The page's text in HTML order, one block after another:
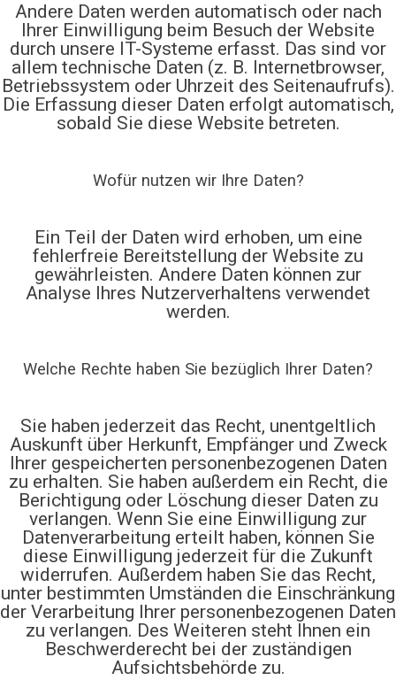
Andere Daten werden automatisch oder nach
Ihrer Einwilligung beim Besuch der Website
durch unsere IT-Systeme erfasst. Das sind vor
allem technische Daten (z. B. Internetbrowser,
Betriebssystem oder Uhrzeit des Seitenaufrufs).
Die Erfassung dieser Daten erfolgt automatisch,
sobald Sie diese Website betreten.
Wofür nutzen wir Ihre Daten?
Ein Teil der Daten wird erhoben, um eine
fehlerfreie Bereitstellung der Website zu
gewährleisten. Andere Daten können zur
Analyse Ihres Nutzerverhaltens verwendet
werden.
Welche Rechte haben Sie bezüglich Ihrer Daten?
Sie haben jederzeit das Recht, unentgeltlich
Auskunft über Herkunft, Empfänger und Zweck
Ihrer gespeicherten personenbezogenen Daten
zu erhalten. Sie haben außerdem ein Recht, die
Berichtigung oder Löschung dieser Daten zu
verlangen. Wenn Sie eine Einwilligung zur
Datenverarbeitung erteilt haben, können Sie
diese Einwilligung jederzeit für die Zukunft
widerrufen. Außerdem haben Sie das Recht,
unter bestimmten Umständen die Einschränkung
der Verarbeitung Ihrer personenbezogenen Daten
zu verlangen. Des Weiteren steht Ihnen ein
Beschwerderecht bei der zuständigen
Aufsichtsbehörde zu.